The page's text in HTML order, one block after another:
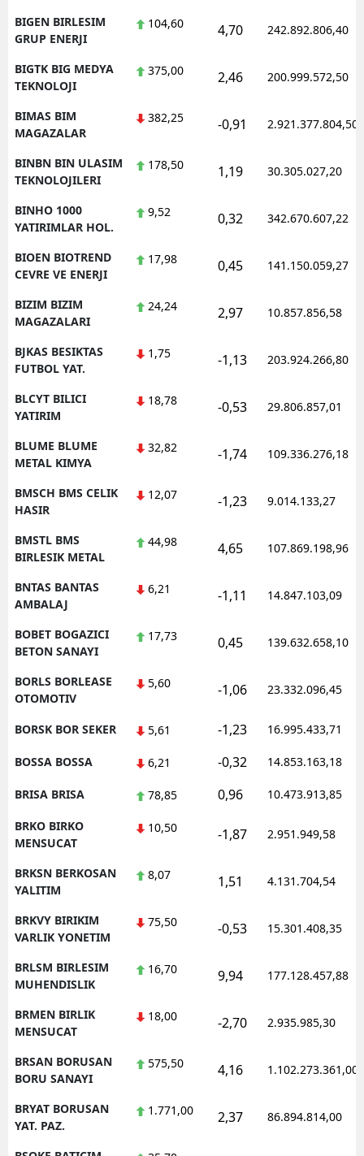
BIGEN BIRLESIM
GRUP ENERJI
104,60 4,70 242.892.806,40
BIGTK BIG MEDYA
TEKNOLOJI
375,00 2,46 200.999.572,50
BIMAS BIM
MAGAZALAR
382,25 -0,91 2.921.377.804,50
BINBN BIN ULASIM
TEKNOLOJILERI
178,50 1,19 30.305.027,20
BINHO 1000
YATIRIMLAR HOL.
9,52 0,32 342.670.607,22
BIOEN BIOTREND
CEVRE VE ENERJI
17,98 0,45 141.150.059,27
BIZIM BIZIM
MAGAZALARI
24,24 2,97 10.857.856,58
BJKAS BESIKTAS
FUTBOL YAT.
1,75 -1,13 203.924.266,80
BLCYT BILICI
YATIRIM
18,78 -0,53 29.806.857,01
BLUME BLUME
METAL KIMYA
32,82 -1,74 109.336.276,18
BMSCH BMS CELIK
HASIR
12,07 -1,23 9.014.133,27
BMSTL BMS
BIRLESIK METAL
44,98 4,65 107.869.198,96
BNTAS BANTAS
AMBALAJ
6,21 -1,11 14.847.103,09
BOBET BOGAZICI
BETON SANAYI
17,73 0,45 139.632.658,10
BORLS BORLEASE
OTOMOTIV
5,60 -1,06 23.332.096,45
BORSK BOR SEKER 5,61 -1,23 16.995.433,71
BOSSA BOSSA 6,21 -0,32 14.853.163,18
BRISA BRISA 78,85 0,96 10.473.913,85
BRKO BIRKO
MENSUCAT
10,50 -1,87 2.951.949,58
BRKSN BERKOSAN
YALITIM
8,07 1,51 4.131.704,54
BRKVY BIRIKIM
VARLIK YONETIM
75,50 -0,53 15.301.408,35
BRLSM BIRLESIM
MUHENDISLIK
16,70 9,94 177.128.457,88
BRMEN BIRLIK
MENSUCAT
18,00 -2,70 2.935.985,30
BRSAN BORUSAN
BORU SANAYI
575,50 4,16 1.102.273.361,00
BRYAT BORUSAN
YAT. PAZ.
1.771,00 2,37 86.894.814,00